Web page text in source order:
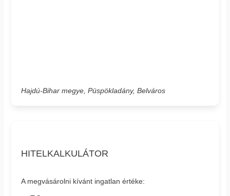
Hajdú-Bihar megye, Püspökladány, Belváros
HITELKALKULÁTOR
A megvásárolni kívánt ingatlan értéke: